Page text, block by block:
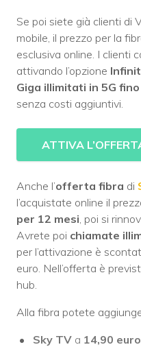
Se poi siete già clienti di
mobile, il prezzo per la
esclusiva online. I clienti
attivando l’opzione
Giga illimitati in 5G fino
senza costi aggiuntivi.
ATTIVA
Anche l’offerta fibra di
l’acquistate online il
per 12 mesi , poi si
Avrete poi chiamate
per l’attivazione è
euro. Nell’offerta è
hub.
Alla fibra potete
Sky TV a 14,90